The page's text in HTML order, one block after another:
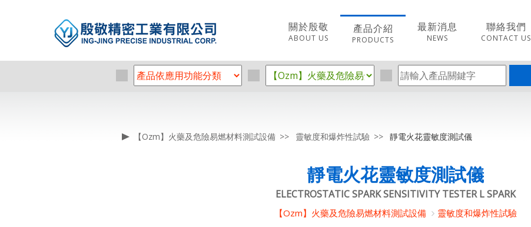
關於殷敬
ABOUT US
產品介紹
PRODUCTS
最新消息
NEWS
聯絡我們
CONTACT US
【Ozm】火藥及危險易燃材料測試設備 靈敏度和爆炸性試驗 靜電火花靈敏度測試儀
靜電火花靈敏度測試儀
ELECTROSTATIC SPARK SENSITIVITY TESTER L SPARK
【Ozm】火藥及危險易燃材料測試設備 靈敏度和爆炸性試驗